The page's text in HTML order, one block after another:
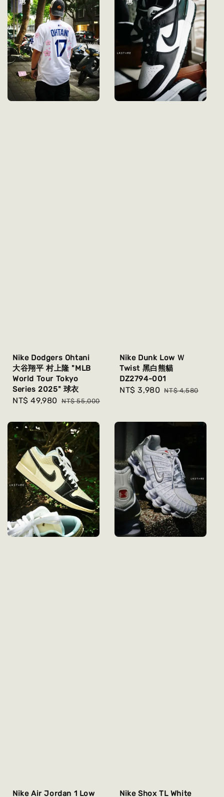
Nike Dodgers Ohtani
大谷翔平 村上隆 "MLB
World Tour Tokyo
Series 2025" 球衣
Sale
NT$ 49,980 Regular
NT$ 55,000
Nike Dunk Low Ｗ
Twist 黑白熊貓
DZ2794-001
Sale
NT$ 3,980 Regular
NT$ 4,580
Nike Air Jordan 1 Low Nike Shox TL White